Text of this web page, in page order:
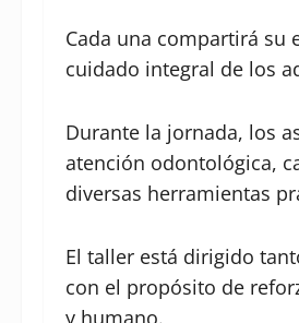
Cada una compartirá su
cuidado integral de los
Durante la jornada, los
atención odontológica,
diversas herramientas
El taller está dirigido
con el propósito de